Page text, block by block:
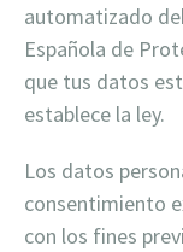
automatizado
Española de
que tus datos
establece la ley.
Los datos
consentimiento
con los fines